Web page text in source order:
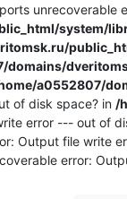
system/
domains/
a0552807/
of disk space? in /
error --- out of
Output file write
error: